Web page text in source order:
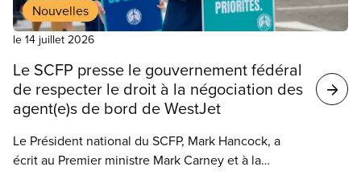
Nouvelles
le 14 juillet 2026
Le SCFP presse le gouvernement fédéral
de respecter le droit à la négociation des
agent(e)s de bord de WestJet
Le Président national du SCFP, Mark Hancock, a
écrit au Premier ministre Mark Carney et à la